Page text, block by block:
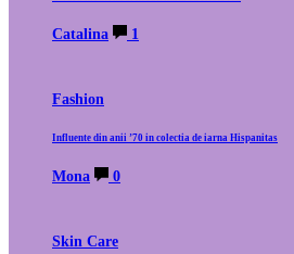
Catalina 1
Fashion
Influente din anii ’70 in colectia de iarna Hispanitas
Mona 0
Skin Care